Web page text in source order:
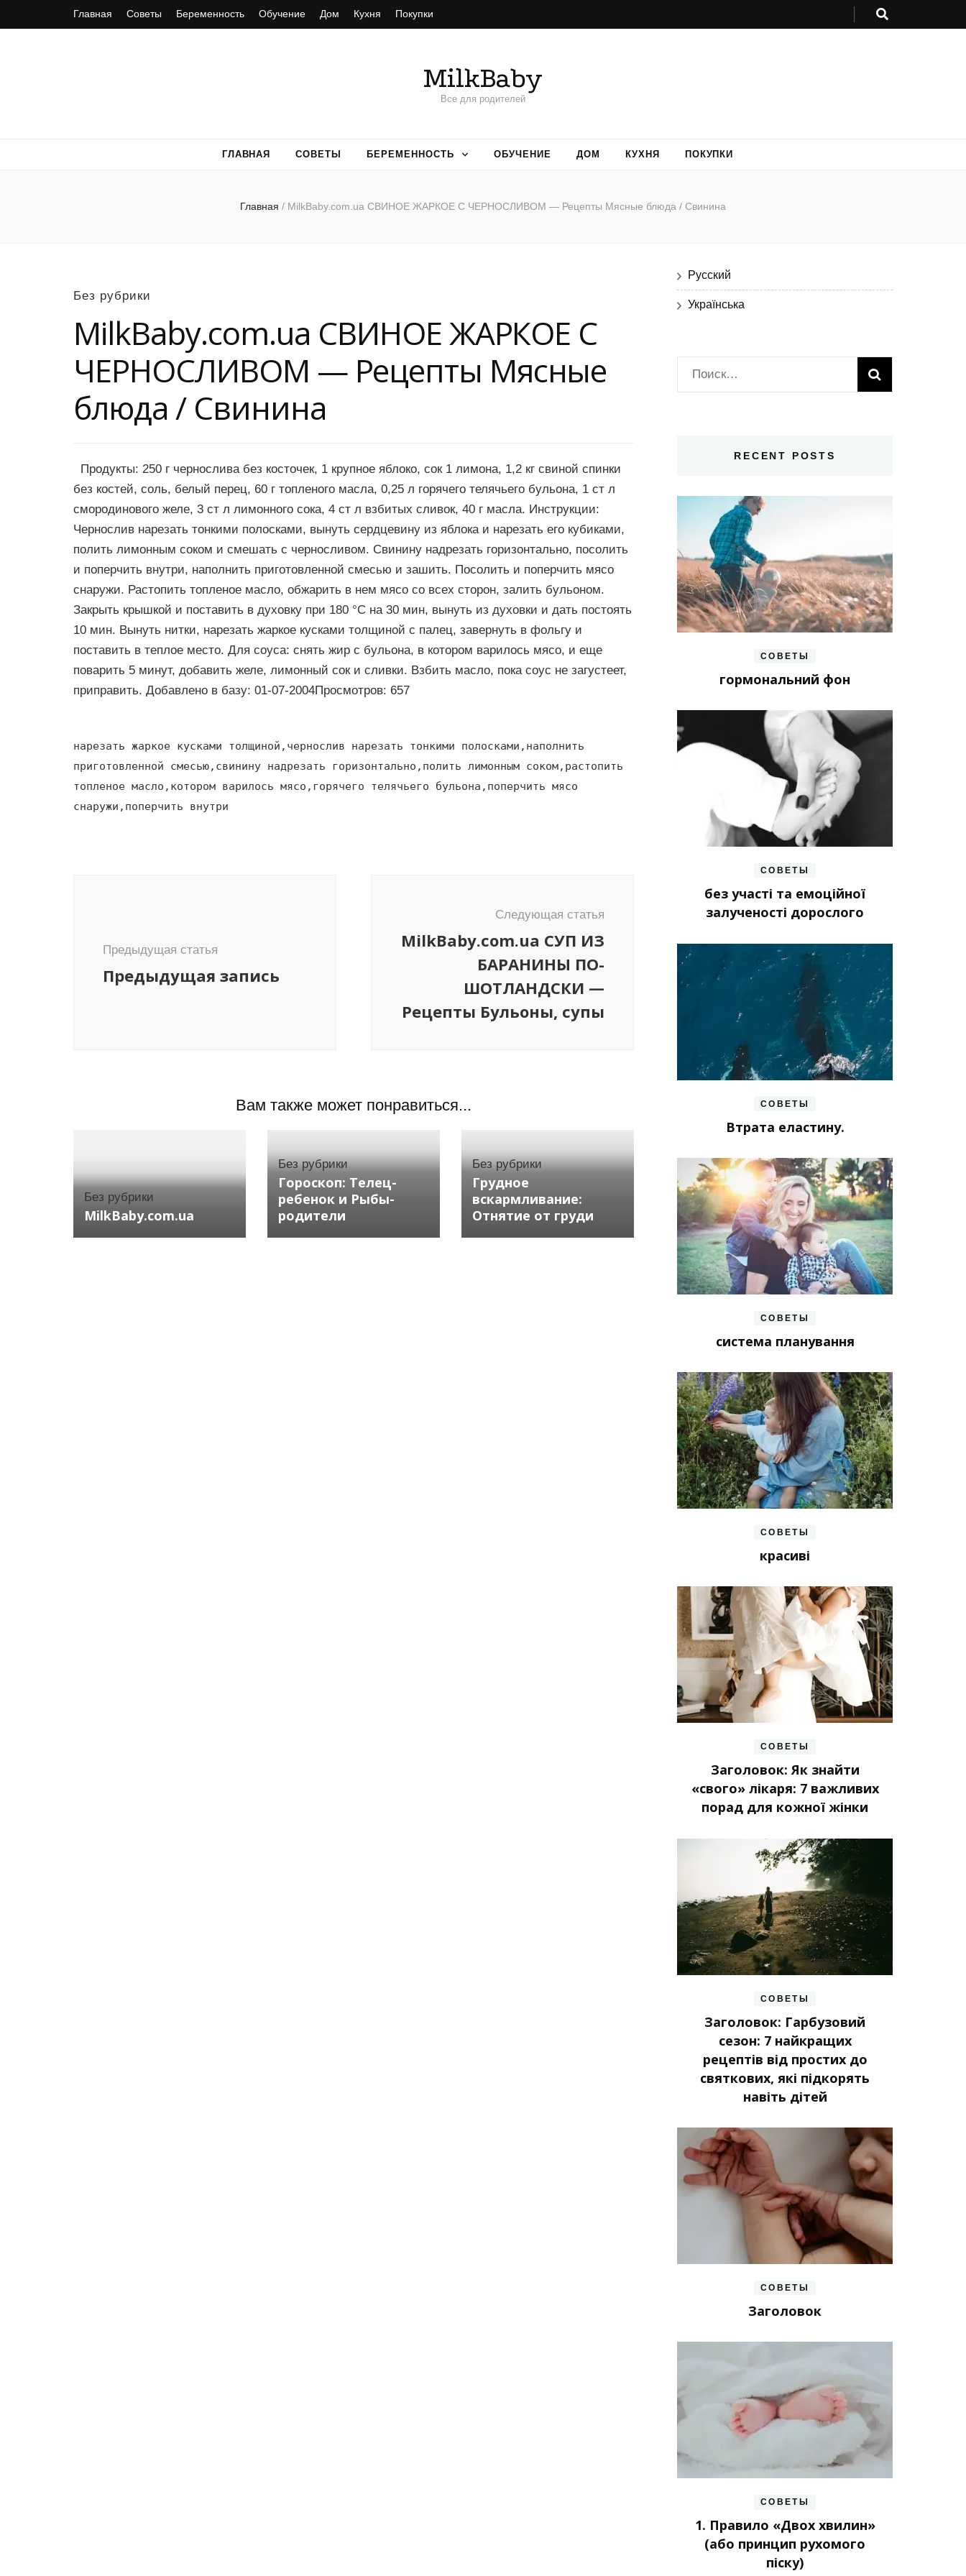
Главная Советы Беременность Обучение Дом Кухня Покупки
MilkBaby
Все для родителей
ГЛАВНАЯ СОВЕТЫ БЕРЕМЕННОСТЬ ОБУЧЕНИЕ ДОМ КУХНЯ ПОКУПКИ
Главная / MilkBaby.com.ua СВИНОЕ ЖАРКОЕ С ЧЕРНОСЛИВОМ — Рецепты Мясные блюда / Свинина
Без рубрики
MilkBaby.com.ua СВИНОЕ ЖАРКОЕ С
ЧЕРНОСЛИВОМ — Рецепты Мясные
блюда / Свинина
Продукты: 250 г чернослива без косточек, 1 крупное яблоко, сок 1 лимона, 1,2 кг свиной спинки
без костей, соль, белый перец, 60 г топленого масла, 0,25 л горячего телячьего бульона, 1 ст л
смородинового желе, 3 ст л лимонного сока, 4 ст л взбитых сливок, 40 г масла. Инструкции:
Чернослив нарезать тонкими полосками, вынуть сердцевину из яблока и нарезать его кубиками,
полить лимонным соком и смешать с черносливом. Свинину надрезать горизонтально, посолить
и поперчить внутри, наполнить приготовленной смесью и зашить. Посолить и поперчить мясо
снаружи. Растопить топленое масло, обжарить в нем мясо со всех сторон, залить бульоном.
Закрыть крышкой и поставить в духовку при 180 °С на 30 мин, вынуть из духовки и дать постоять
10 мин. Вынуть нитки, нарезать жаркое кусками толщиной с палец, завернуть в фольгу и
поставить в теплое место. Для соуса: снять жир с бульона, в котором варилось мясо, и еще
поварить 5 минут, добавить желе, лимонный сок и сливки. Взбить масло, пока соус не загустеет,
приправить. Добавлено в базу: 01-07-2004Просмотров: 657
нарезать жаркое кусками толщиной,чернослив нарезать тонкими полосками,наполнить
приготовленной смесью,свинину надрезать горизонтально,полить лимонным соком,растопить
топленое масло,котором варилось мясо,горячего телячьего бульона,поперчить мясо
снаружи,поперчить внутри
Предыдущая статья
Предыдущая запись
Следующая статья
MilkBaby.com.ua СУП ИЗ
БАРАНИНЫ ПО-
ШОТЛАНДСКИ —
Рецепты Бульоны, супы
Вам также может понравиться...
Без рубрики
MilkBaby.com.ua
Без рубрики
Гороскоп: Телец-
ребенок и Рыбы-
родители
Без рубрики
Грудное
вскармливание:
Отнятие от груди
Русский
Українська
Найти:
RECENT POSTS
СОВЕТЫ
гормональний фон
СОВЕТЫ
без участі та емоційної
залученості дорослого
СОВЕТЫ
Втрата еластину.
СОВЕТЫ
система планування
СОВЕТЫ
красиві
СОВЕТЫ
Заголовок: Як знайти
«свого» лікаря: 7 важливих
порад для кожної жінки
СОВЕТЫ
Заголовок: Гарбузовий
сезон: 7 найкращих
рецептів від простих до
святкових, які підкорять
навіть дітей
СОВЕТЫ
Заголовок
СОВЕТЫ
1. Правило «Двох хвилин»
(або принцип рухомого
піску)